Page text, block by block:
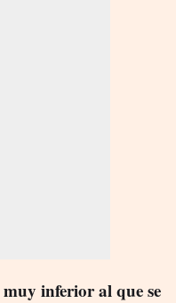
muy inferior al que se